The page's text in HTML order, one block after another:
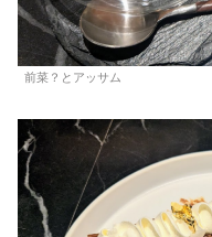
前菜？とアッサム